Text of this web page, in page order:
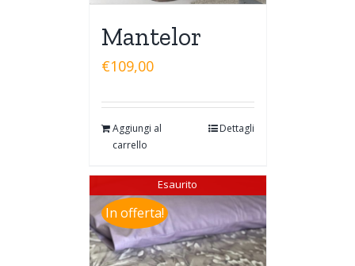
Mantelor
€109,00
Aggiungi al
carrello
Dettagli
In offerta!
Esaurito